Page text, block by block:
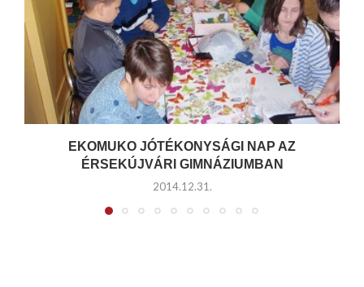
EKOMUKO JÓTÉKONYSÁGI NAP AZ
ÉRSEKÚJVÁRI GIMNÁZIUMBAN
2014.12.31.